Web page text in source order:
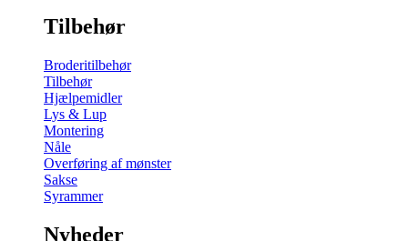
Tilbehør
Broderitilbehør
Tilbehør
Hjælpemidler
Lys & Lup
Montering
Nåle
Overføring af mønster
Sakse
Syrammer
Nyheder